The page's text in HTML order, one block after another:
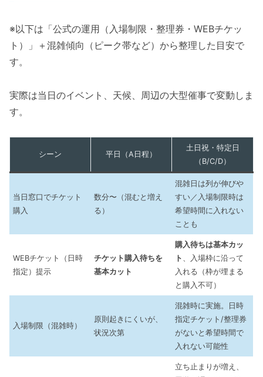
※以下は「公式の運用（入場制限・整理券・WEBチケッ
ト）」＋混雑傾向（ピーク帯など）から整理した目安で
す。
実際は当日のイベント、天候、周辺の大型催事で変動しま
す。
シーン 平日（A日程）
土日祝・特定日
（B/C/D）
当日窓口でチケット
購入
数分〜（混むと増え
る）
混雑日は列が伸びや
すい／入場制限時は
希望時間に入れない
ことも
WEBチケット（日時
指定）提示
チケット購入待ちを
基本カット
購入待ちは基本カッ
ト 、入場枠に沿って
入れる（枠が埋まる
と購入不可）
入場制限（混雑時）
原則起きにくいが、
状況次第
混雑時に実施。日時
指定チケット/整理券
がないと希望時間で
入れない可能性
立ち止まりが増え、